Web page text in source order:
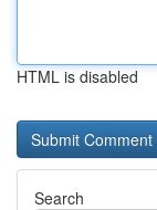
HTML is disabled
Search